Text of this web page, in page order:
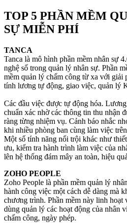
TOP 5 PHẦN MỀM
SỰ MIỄN PHÍ
TANCA
Tanca là mô hình phần mềm nhân sự
nghệ số trong quản lý nhân sự. Phần
mềm quản lý chấm công từ xa với giải
tính lương tự động, giao việc, quản lý
Các đầu việc được tự động hóa.
chuẩn xác nhờ các thông tin thu nhận
ràng từng nhiệm vụ. Cảnh báo nhắc
khi nhiều phòng ban cùng làm việc
Một số tính năng nổi trội khác như
ưu, kiểm tra hành trình làm việc của
lên hệ thống đám mây an toàn, hiệu
ZOHO PEOPLE
Zoho People là phần mềm quản lý
hành công việc một cách dễ dàng mà
chương trình. Phần mềm này linh hoạt
dùng quản lý các hoạt động của nhân
chấm công, ngày phép.